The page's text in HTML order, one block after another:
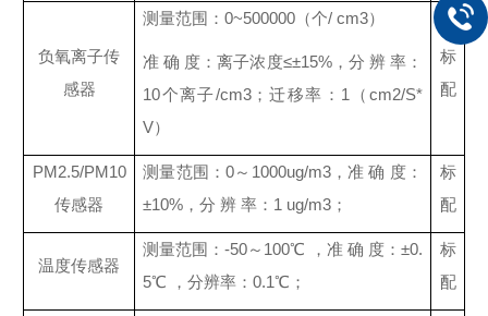
负氧离子传
感器
测量范围：0~500000（个/ cm3）
准 确 度：离子浓度≤±15%，分 辨 率：
10个离子/cm3；迁移率：1（cm2/S*
V）
标
配
PM2.5/PM10
传感器
测量范围：0～1000ug/m3，准 确 度：
±10%，分 辨 率：1 ug/m3；
标
配
温度传感器
测量范围：-50～100℃ ，准 确 度：±0.
5℃ ，分辨率：0.1℃；
标
配